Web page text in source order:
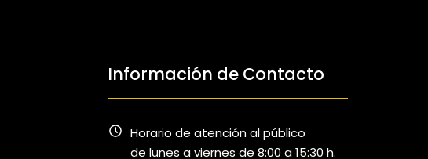
Información de Contacto
Horario de atención al público
de lunes a viernes de 8:00 a 15:30 h.